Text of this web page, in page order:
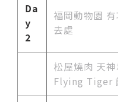
Da
y
2
福岡動物園
去處
松屋燒肉 天
Flying Tiger